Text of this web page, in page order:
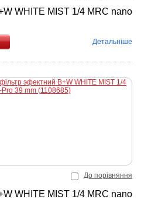
WHITE MIST 1/4 MRC nano
Детальніше
До порівняння
WHITE MIST 1/4 MRC nano